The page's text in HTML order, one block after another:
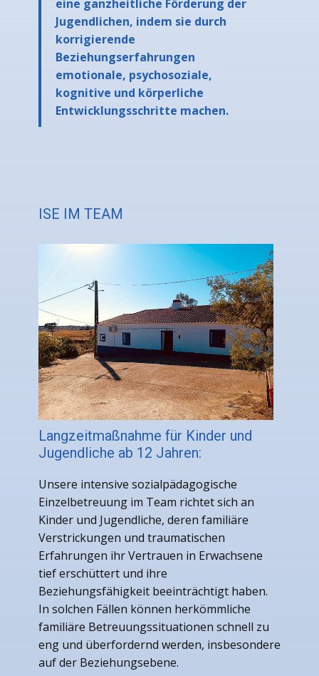
eine ganzheitliche Förderung der
Jugendlichen, indem sie durch
korrigierende
Beziehungserfahrungen
emotionale, psychosoziale,
kognitive und körperliche
Entwicklungsschritte machen.
ISE IM TEAM
Langzeitmaßnahme für Kinder und
Jugendliche ab 12 Jahren:
Unsere intensive sozialpädagogische
Einzelbetreuung im Team richtet sich an
Kinder und Jugendliche, deren familiäre
Verstrickungen und traumatischen
Erfahrungen ihr Vertrauen in Erwachsene
tief erschüttert und ihre
Beziehungsfähigkeit beeinträchtigt haben.
In solchen Fällen können herkömmliche
familiäre Betreuungssituationen schnell zu
eng und überfordernd werden, insbesondere
auf der Beziehungsebene.